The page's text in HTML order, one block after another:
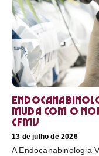
muda com o
CFMV
13 de julho de 2026
A Endocanabinologia